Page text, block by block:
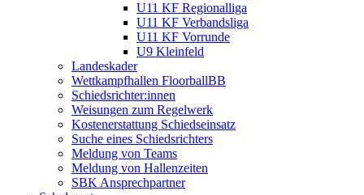
U11 KF Regionalliga
U11 KF Verbandsliga
U11 KF Vorrunde
U9 Kleinfeld
Landeskader
Wettkampfhallen FloorballBB
Schiedsrichter:innen
Weisungen zum Regelwerk
Kostenerstattung Schiedseinsatz
Suche eines Schiedsrichters
Meldung von Teams
Meldung von Hallenzeiten
SBK Ansprechpartner